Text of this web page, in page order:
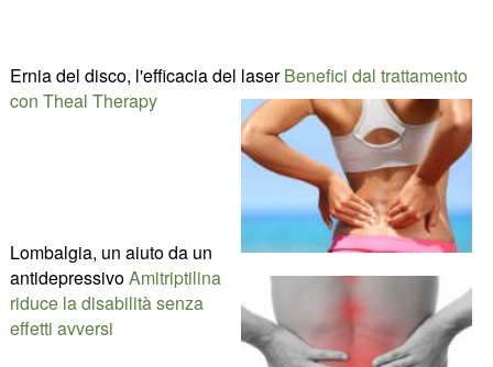
Ernia del disco, l'efficacia del laserBenefici dal trattamento
con Theal Therapy
Lombalgia, un aiuto da un
antidepressivoAmitriptilina
riduce la disabilità senza
effetti avversi